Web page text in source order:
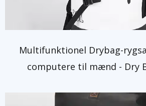
Multifunktionel Drybag-
computere til mænd - Dry